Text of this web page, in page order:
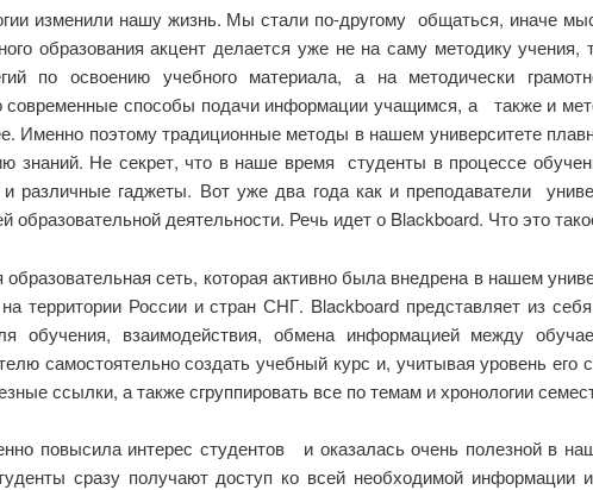
изменили нашу жизнь. Мы стали по-другому общаться, иначе
образования акцент делается уже не на саму методику учения,
по освоению учебного материала, а на методически
способы подачи информации учащимся, а также и
Именно поэтому традиционные методы в нашем университете
знаний. Не секрет, что в наше время студенты в процессе
различные гаджеты. Вот уже два года как и преподаватели
образовательной деятельности. Речь идет о Blackboard. Что это
сеть, которая активно была внедрена в нашем
территории России и стран СНГ. Blackboard представляет из
обучения, взаимодействия, обмена информацией между
самостоятельно создать учебный курс и, учитывая уровень его
ссылки, а также сгруппировать все по темам и хронологии
повысила интерес студентов и оказалась очень полезной в
сразу получают доступ ко всей необходимой информации